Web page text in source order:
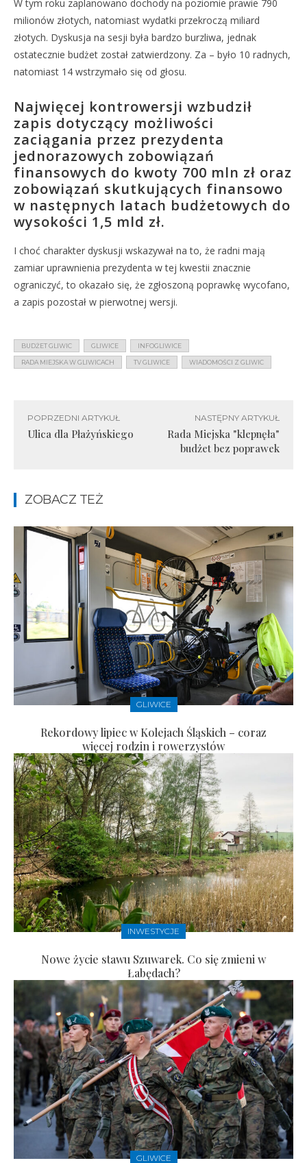
W tym roku zaplanowano dochody na poziomie prawie 790
milionów złotych, natomiast wydatki przekroczą miliard
złotych. Dyskusja na sesji była bardzo burzliwa, jednak
ostatecznie budżet został zatwierdzony. Za – było 10 radnych,
natomiast 14 wstrzymało się od głosu.
Najwięcej kontrowersji wzbudził
zapis dotyczący możliwości
zaciągania przez prezydenta
jednorazowych zobowiązań
finansowych do kwoty 700 mln zł oraz
zobowiązań skutkujących finansowo
w następnych latach budżetowych do
wysokości 1,5 mld zł.
I choć charakter dyskusji wskazywał na to, że radni mają
zamiar uprawnienia prezydenta w tej kwestii znacznie
ograniczyć, to okazało się, że zgłoszoną poprawkę wycofano,
a zapis pozostał w pierwotnej wersji.
BUDŻET GLIWIC GLIWICE INFOGLIWICE
RADA MIEJSKA W GLIWICACH TV GLIWICE WIADOMOŚCI Z GLIWIC
POPRZEDNI ARTYKUŁ
Ulica dla Płażyńskiego
NASTĘPNY ARTYKUŁ
Rada Miejska "klepnęła"
budżet bez poprawek
ZOBACZ TEŻ
GLIWICE
Rekordowy lipiec w Kolejach Śląskich – coraz
więcej rodzin i rowerzystów
INWESTYCJE
Nowe życie stawu Szuwarek. Co się zmieni w
Łabędach?
GLIWICE